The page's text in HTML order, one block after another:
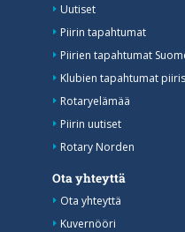
Uutiset
Piirin tapahtumat
Piirien tapahtumat
Klubien tapahtumat
Rotaryelämää
Piirin uutiset
Rotary Norden
Ota yhteyttä
Ota yhteyttä
Kuvernööri